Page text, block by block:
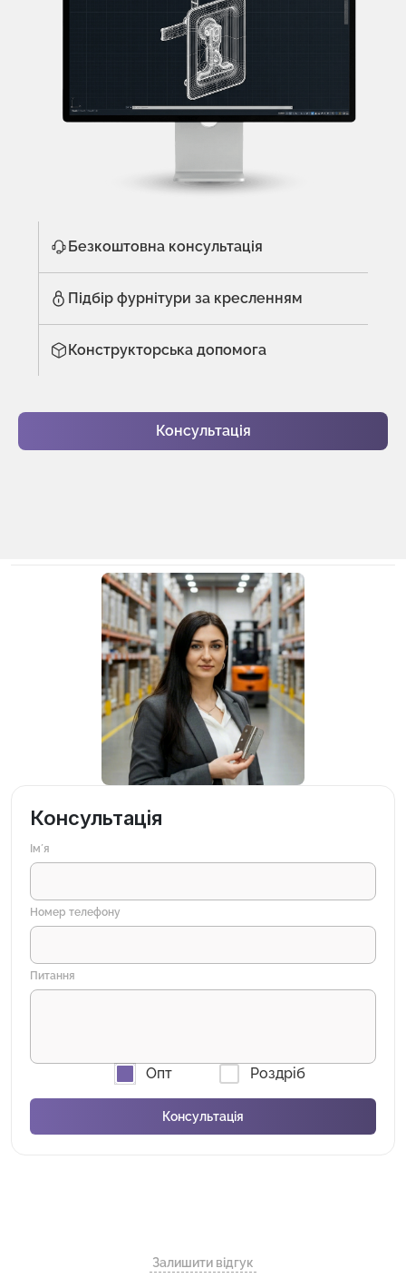
Безкоштовна консультація
Підбір фурнітури за кресленням
Конструкторська допомога
Консультація
Консультація
Імʼя
Номер телефону
Питання
Опт Роздріб
Залишити відгук